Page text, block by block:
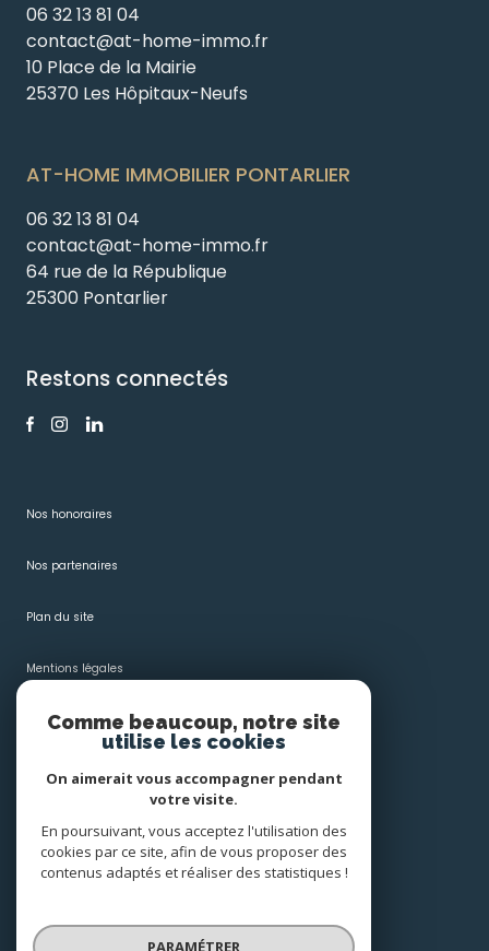
06 32 13 81 04
contact@at-home-immo.fr
10 Place de la Mairie
25370 Les Hôpitaux-Neufs
AT-HOME IMMOBILIER PONTARLIER
06 32 13 81 04
contact@at-home-immo.fr
64 rue de la République
25300 Pontarlier
Restons connectés
Nos honoraires
Nos partenaires
Plan du site
Mentions légales
Admin
Politique RGPD
Cookies
Comme beaucoup, notre site
utilise les cookies
On aimerait vous accompagner pendant
votre visite.
En poursuivant, vous acceptez l'utilisation des
cookies par ce site, afin de vous proposer des
contenus adaptés et réaliser des statistiques !
PARAMÉTRER